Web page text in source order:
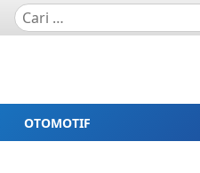
OTOMOTIF